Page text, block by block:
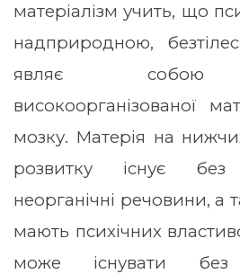
матеріалізм учить, що
надприродною,
являє собою
високоорганізованої
мозку. Матерія на
розвитку існує
неорганічні речовини, а
мають психічних
може існувати без